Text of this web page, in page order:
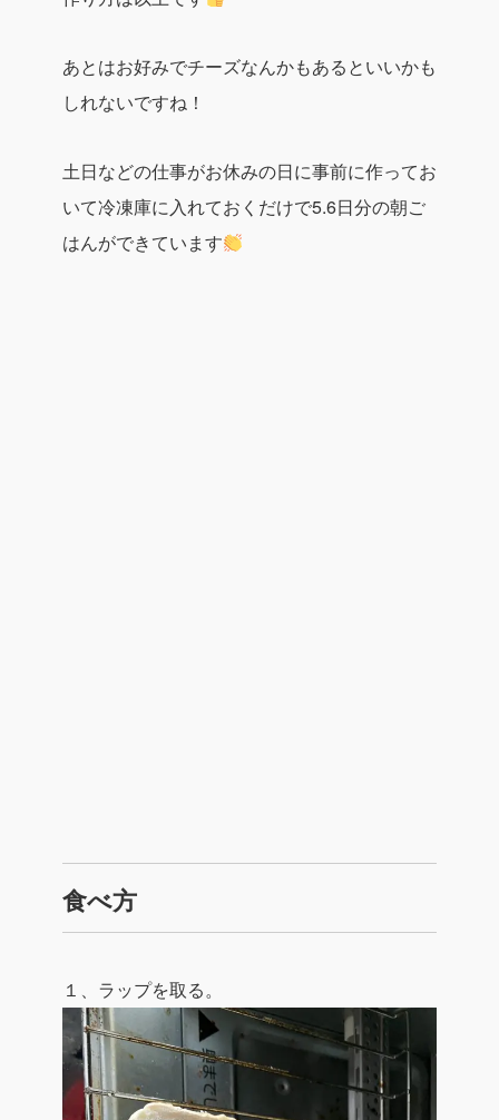
あとはお好みでチーズなんかもあるといいかも
しれないですね！
土日などの仕事がお休みの日に事前に作ってお
いて冷凍庫に入れておくだけで5.6日分の朝ご
はんができています
食べ方
１、ラップを取る。